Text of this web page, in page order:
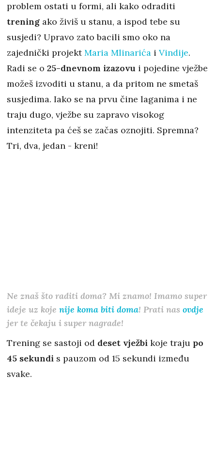
problem ostati u formi, ali kako odraditi
trening ako živiš u stanu, a ispod tebe su
susjedi? Upravo zato bacili smo oko na
zajednički projektMaria Mlinarića i Vindije.
Radi se o 25-dnevnom izazovu i pojedine vježbe
možeš izvoditi u stanu, a da pritom ne smetaš
susjedima. Iako se na prvu čine laganima i ne
traju dugo, vježbe su zapravo visokog
intenziteta pa ćeš se začas oznojiti. Spremna?
Tri, dva, jedan - kreni!
Ne znaš što raditi doma? Mi znamo! Imamo super
ideje uz koje nije koma biti doma! Prati nas ovdje
jer te čekaju i super nagrade!
Trening se sastoji od deset vježbi koje traju po
45 sekundi s pauzom od 15 sekundi između
svake.